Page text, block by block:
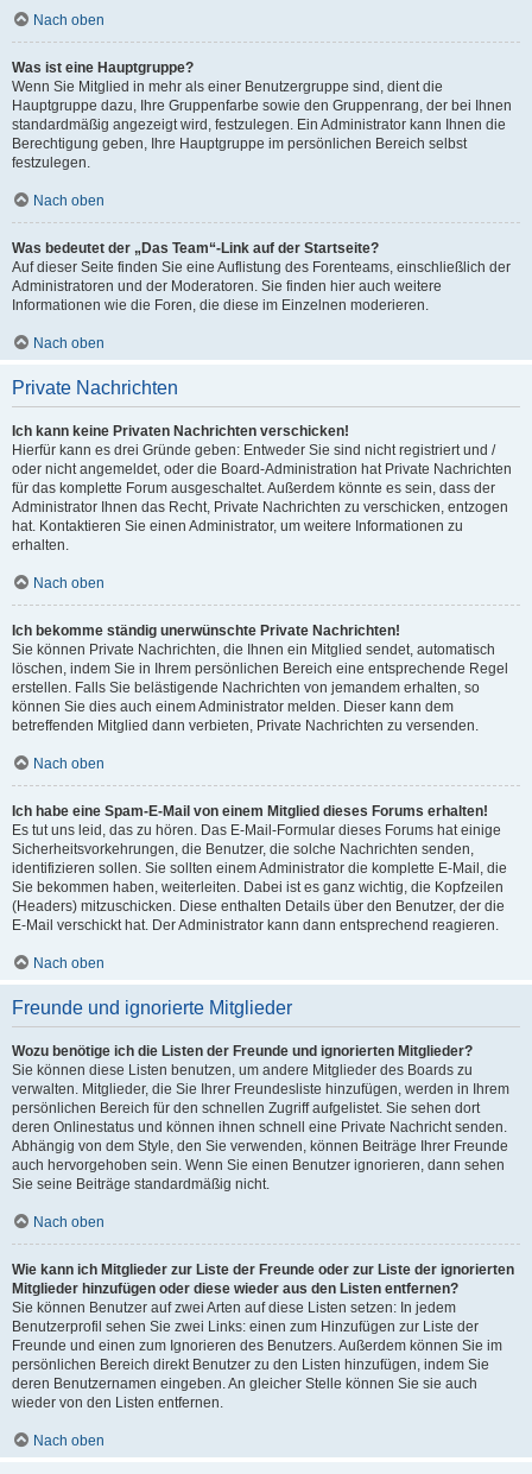
Nach oben
Was ist eine Hauptgruppe?
Wenn Sie Mitglied in mehr als einer Benutzergruppe sind, dient die
Hauptgruppe dazu, Ihre Gruppenfarbe sowie den Gruppenrang, der bei Ihnen
standardmäßig angezeigt wird, festzulegen. Ein Administrator kann Ihnen die
Berechtigung geben, Ihre Hauptgruppe im persönlichen Bereich selbst
festzulegen.
Nach oben
Was bedeutet der „Das Team“-Link auf der Startseite?
Auf dieser Seite finden Sie eine Auflistung des Forenteams, einschließlich der
Administratoren und der Moderatoren. Sie finden hier auch weitere
Informationen wie die Foren, die diese im Einzelnen moderieren.
Nach oben
Private Nachrichten
Ich kann keine Privaten Nachrichten verschicken!
Hierfür kann es drei Gründe geben: Entweder Sie sind nicht registriert und /
oder nicht angemeldet, oder die Board-Administration hat Private Nachrichten
für das komplette Forum ausgeschaltet. Außerdem könnte es sein, dass der
Administrator Ihnen das Recht, Private Nachrichten zu verschicken, entzogen
hat. Kontaktieren Sie einen Administrator, um weitere Informationen zu
erhalten.
Nach oben
Ich bekomme ständig unerwünschte Private Nachrichten!
Sie können Private Nachrichten, die Ihnen ein Mitglied sendet, automatisch
löschen, indem Sie in Ihrem persönlichen Bereich eine entsprechende Regel
erstellen. Falls Sie belästigende Nachrichten von jemandem erhalten, so
können Sie dies auch einem Administrator melden. Dieser kann dem
betreffenden Mitglied dann verbieten, Private Nachrichten zu versenden.
Nach oben
Ich habe eine Spam-E-Mail von einem Mitglied dieses Forums erhalten!
Es tut uns leid, das zu hören. Das E-Mail-Formular dieses Forums hat einige
Sicherheitsvorkehrungen, die Benutzer, die solche Nachrichten senden,
identifizieren sollen. Sie sollten einem Administrator die komplette E-Mail, die
Sie bekommen haben, weiterleiten. Dabei ist es ganz wichtig, die Kopfzeilen
(Headers) mitzuschicken. Diese enthalten Details über den Benutzer, der die
E-Mail verschickt hat. Der Administrator kann dann entsprechend reagieren.
Nach oben
Freunde und ignorierte Mitglieder
Wozu benötige ich die Listen der Freunde und ignorierten Mitglieder?
Sie können diese Listen benutzen, um andere Mitglieder des Boards zu
verwalten. Mitglieder, die Sie Ihrer Freundesliste hinzufügen, werden in Ihrem
persönlichen Bereich für den schnellen Zugriff aufgelistet. Sie sehen dort
deren Onlinestatus und können ihnen schnell eine Private Nachricht senden.
Abhängig von dem Style, den Sie verwenden, können Beiträge Ihrer Freunde
auch hervorgehoben sein. Wenn Sie einen Benutzer ignorieren, dann sehen
Sie seine Beiträge standardmäßig nicht.
Nach oben
Wie kann ich Mitglieder zur Liste der Freunde oder zur Liste der ignorierten
Mitglieder hinzufügen oder diese wieder aus den Listen entfernen?
Sie können Benutzer auf zwei Arten auf diese Listen setzen: In jedem
Benutzerprofil sehen Sie zwei Links: einen zum Hinzufügen zur Liste der
Freunde und einen zum Ignorieren des Benutzers. Außerdem können Sie im
persönlichen Bereich direkt Benutzer zu den Listen hinzufügen, indem Sie
deren Benutzernamen eingeben. An gleicher Stelle können Sie sie auch
wieder von den Listen entfernen.
Nach oben